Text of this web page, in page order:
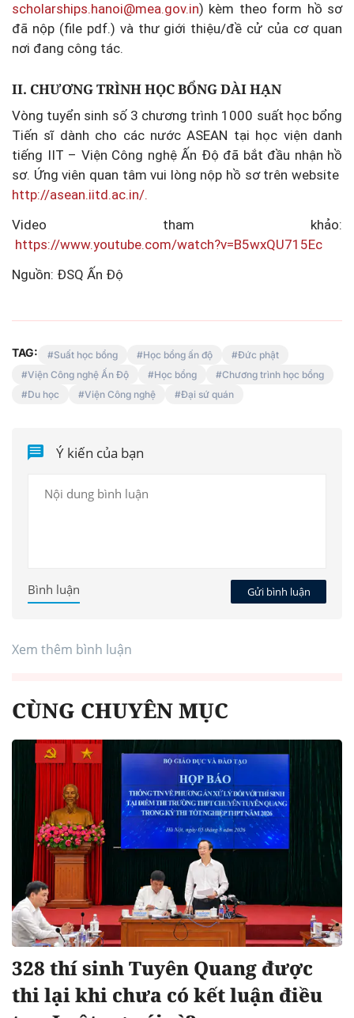
scholarships.hanoi@mea.gov.in) kèm theo form hồ sơ
đã nộp (file pdf.) và thư giới thiệu/đề cử của cơ quan
nơi đang công tác.
II. CHƯƠNG TRÌNH HỌC BỔNG DÀI HẠN
Vòng tuyển sinh số 3 chương trình 1000 suất học bổng
Tiến sĩ dành cho các nước ASEAN tại học viện danh
tiếng IIT – Viện Công nghệ Ấn Độ đã bắt đầu nhận hồ
sơ. Ứng viên quan tâm vui lòng nộp hồ sơ trên website
http://asean.iitd.ac.in/.
Video tham khảo:
https://www.youtube.com/watch?v=B5wxQU715Ec
Nguồn: ĐSQ Ấn Độ
TAG: Suất học bổng Học bổng ấn độ
Đức phật
Viện Công nghệ Ấn Độ
Học bổng
Chương trình học bổng
Du học
Viện Công nghệ Đại sứ quán
Ý kiến của bạn
Gửi bình luận
Bình luận
Xem thêm bình luận
CÙNG CHUYÊN MỤC
328 thí sinh Tuyên Quang được
thi lại khi chưa có kết luận điều